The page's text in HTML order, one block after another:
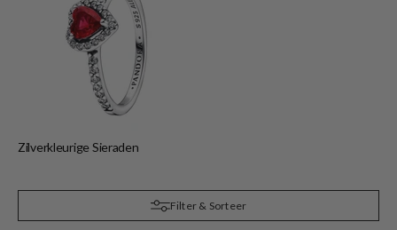
Zilverkleurige Sieraden
Filter & Sorteer